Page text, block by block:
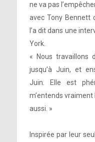
ne va pas
avec Tony Bennett
l’a dit dans une
York.
« Nous travaillons
jusqu’à Juin, et
Juin. Elle est
m’entends vraiment
aussi. »
Inspirée par leur